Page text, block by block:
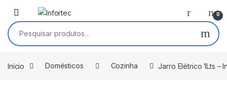
Saltar para navegação
Pular para o conteúdo
0
Pesquisar por:
Início Domésticos Cozinha Jarro Elétrico 1Lts –